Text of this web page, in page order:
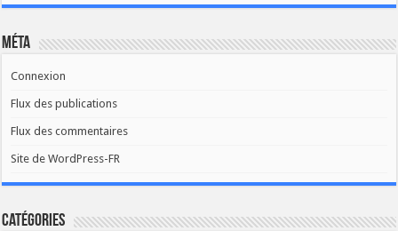
Méta
Connexion
Flux des publications
Flux des commentaires
Site de WordPress-FR
Catégories